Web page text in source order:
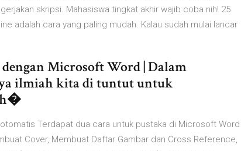
skripsi. Mahasiswa tingkat akhir wajib coba nih! 25
adalah cara yang paling mudah. Kalau sudah mulai lancar
Microsoft Word | Dalam
ilmiah kita di tuntut untuk
Terdapat dua cara untuk pustaka di Microsoft Word
Cover, Membuat Daftar Gambar dan Cross Reference,